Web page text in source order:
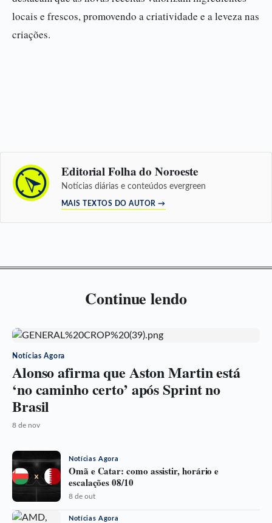
locais e frescos, promovendo a criatividade e a leveza nas
criações.
Editorial Folha do Noroeste
Notícias diárias e conteúdos evergreen
MAIS TEXTOS DO AUTOR →
Continue lendo
Notícias Agora
Alonso afirma que Aston Martin está
‘no caminho certo’ após Sprint no
Brasil
8 de nov
Notícias Agora
Omã e Catar: como assistir, horário e
escalações 08/10
8 de out
Notícias Agora